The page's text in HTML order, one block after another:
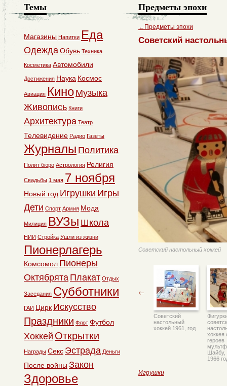
Предметы эпохи
← Предметы эпохи
Советский
Советский настольный хоккей
Советский
настольный
хоккей 1961, год
хоккея
героев
Шайбу,
1966
Игрушки
Темы
Магазины Напитки Еда
ОдеждаОбувь Техника
Косметика Автомобили
Достижения Наука Космос
Авиация Кино Музыка
Живопись Книги
Архитектура Театр
Телевидение Радио Газеты
Журналы Политика
Полит бюро Астрология Религия
Свадьбы 1 мая 7 ноября
Новый год Игрушки Игры
Дети Спорт Армия Мода
Милиция ВУЗы Школа
НИИ Стройка Ушли из жизни
Пионерлагерь
Комсомол Пионеры
Октябрята Плакат Отдых
Заседания Субботники
ГАИ Цирк Искусство
Праздники Флот Футбол
Хоккей Открытки
Награды Секс Эстрада Деньги
После войны Закон
Здоровье